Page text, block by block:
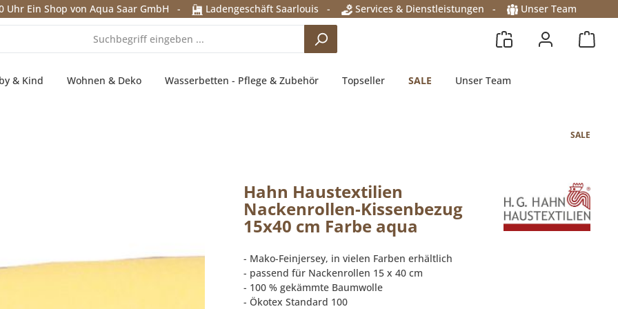
Uhr Ein Shop von Aqua Saar GmbH - Ladengeschäft Saarlouis - Services & Dienstleistungen - Unser Team
& Kind Wohnen & Deko Wasserbetten - Pflege & Zubehör Topseller SALE Unser Team
SALE
Hahn Haustextilien
Nackenrollen-Kissenbezug
15x40 cm Farbe aqua
- Mako-Feinjersey, in vielen Farben erhältlich
- passend für Nackenrollen 15 x 40 cm
- 100 % gekämmte Baumwolle
- Ökotex Standard 100